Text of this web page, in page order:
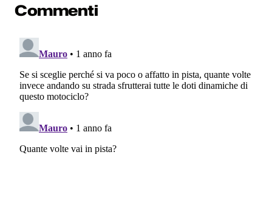
Commenti